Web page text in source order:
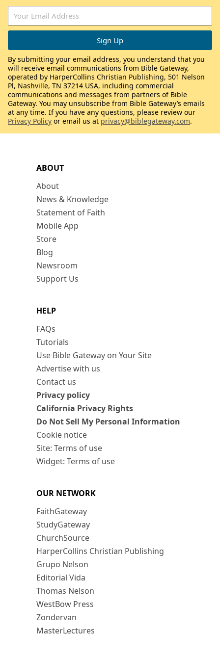
ABOUT
About
News & Knowledge
Statement of Faith
Mobile App
Store
Blog
Newsroom
Support Us
HELP
FAQs
Tutorials
Use Bible Gateway on Your Site
Advertise with us
Contact us
Privacy policy
California Privacy Rights
Do Not Sell My Personal Information
Cookie notice
Site: Terms of use
Widget: Terms of use
OUR NETWORK
FaithGateway
StudyGateway
ChurchSource
HarperCollins Christian Publishing
Grupo Nelson
Editorial Vida
Thomas Nelson
WestBow Press
Zondervan
MasterLectures
By submitting your email address, you understand that you
will receive email communications from Bible Gateway,
operated by HarperCollins Christian Publishing, 501 Nelson
Pl, Nashville, TN 37214 USA, including commercial
communications and messages from partners of Bible
Gateway. You may unsubscribe from Bible Gateway’s emails
at any time. If you have any questions, please review our
Privacy Policy or email us at privacy@biblegateway.com.